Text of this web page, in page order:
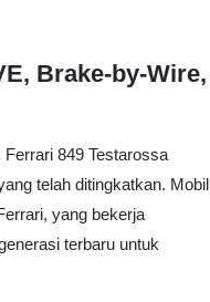
Brake-by-Wire,
849 Testarossa
telah ditingkatkan. Mobil
yang bekerja
terbaru untuk